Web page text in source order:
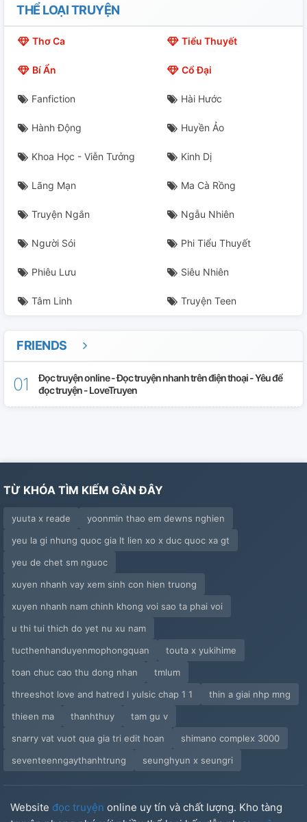
THỂ LOẠI TRUYỆN
Thơ Ca Tiểu Thuyết
Bí Ẩn Cổ Đại
Fanfiction Hài Hước
Hành Động Huyền Ảo
Khoa Học - Viễn Tưởng Kinh Dị
Lãng Mạn Ma Cà Rồng
Truyện Ngắn Ngẫu Nhiên
Người Sói Phi Tiểu Thuyết
Phiêu Lưu Siêu Nhiên
Tâm Linh Truyện Teen
FRIENDS
Đọc truyện online - Đọc truyện nhanh trên điện thoại - Yêu để
đọc truyện - LoveTruyen
TỪ KHÓA TÌM KIẾM GẦN ĐÂY
yuuta x reade
yoonmin thao em dewns nghien
yeu la gi nhung quoc gia lt lien xo x duc quoc xa gt
yeu de chet sm nguoc
xuyen nhanh vay xem sinh con hien truong
xuyen nhanh nam chinh khong voi sao ta phai voi
u thi tui thich do yet nu xu nam
tucthenhanduyenmophongquan
touta x yukihime
toan chuc cao thu dong nhan
tmlum
threeshot love and hatred l yulsic chap 1 1
thin a giai nhp mng
thieen ma
thanhthuy
tam gu v
snarry vat vuot qua gia tri edit hoan
shimano complex 3000
seventeenngaythanhtrung
seunghyun x seungri
Website đọc truyện online uy tín và chất lượng. Kho tàng